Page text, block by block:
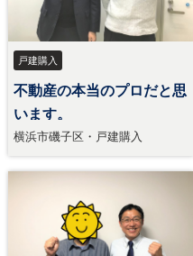
戸建購入
不動産の本当のプロだと思
います。
横浜市磯子区・戸建購入